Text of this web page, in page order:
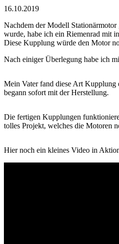
16.10.2019
Nachdem der Modell
wurde, habe ich ein Riemenrad mit
Diese Kupplung würde den Motor
Nach einiger Überlegung habe ich
Mein Vater fand diese Art Kupplung
begann sofort mit der Herstellung.
Die fertigen Kupplungen
tolles Projekt, welches die Motoren
Hier noch ein kleines Video in